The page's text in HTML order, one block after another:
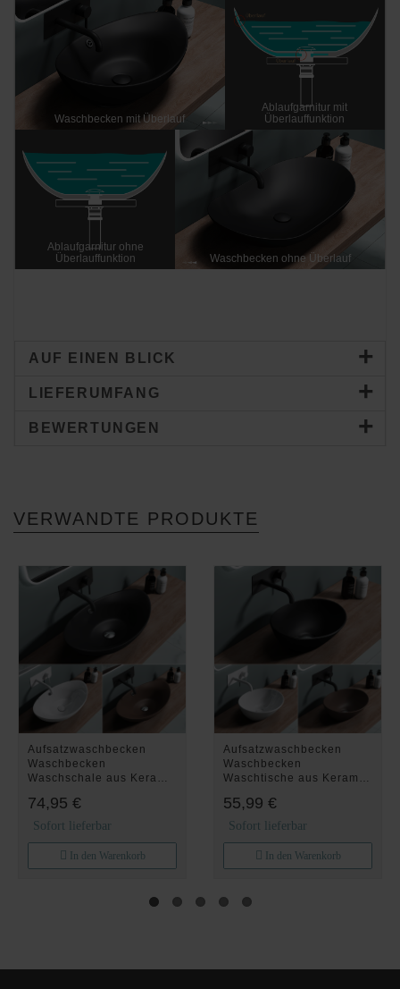
Waschbecken mit Überlauf
Ablaufgarnitur mit
Überlauffunktion
Ablaufgarnitur ohne
Überlauffunktion
Waschbecken ohne Überlauf
AUF EINEN BLICK
LIEFERUMFANG
BEWERTUNGEN
VERWANDTE PRODUKTE
Aufsatzwaschbecken
Waschbecken
Waschschale aus Keramik
74,95 €
Sofort lieferbar
In den Warenkorb
Aufsatzwaschbecken
Waschbecken
Waschtische aus Keramik
55,99 €
Sofort lieferbar
In den Warenkorb